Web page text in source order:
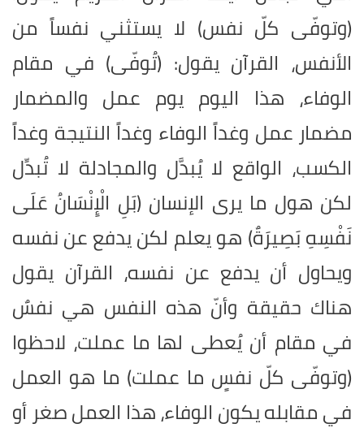
(وتوفّى كلّ نفس) لا يستثني نفساً من
الأنفس، القرآن يقول: (تُوفّى) في مقام
الوفاء، هذا اليوم يوم عمل والمضمار
مضمار عمل وغداً الوفاء وغداً النتيجة وغداً
الكسب، الواقع لا يُبدَّل والمجادلة لا تُبدِّل
لكن هول ما يرى الإنسان (بَلِ الْإِنْسَانُ عَلَى
نَفْسِهِ بَصِيرَةٌ) هو يعلم لكن يدفع عن نفسه
ويحاول أن يدفع عن نفسه، القرآن يقول
هناك حقيقة وأنّ هذه النفس هي نفسٌ
في مقام أن يُعطى لها ما عملت، لاحظوا
(وتوفّى كلّ نفسٍ ما عملت) ما هو العمل
في مقابله يكون الوفاء، هذا العمل صغر أو